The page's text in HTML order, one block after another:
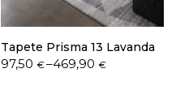
Tapete Prisma 13 Lavanda
97,50 €–469,90 €
Price